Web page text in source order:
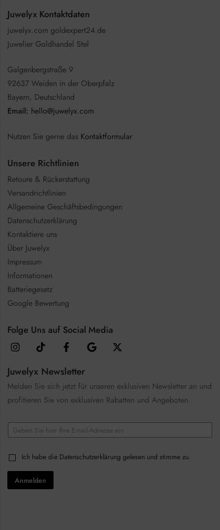
Juwelyx Kontaktdaten
juwelyx.com goldexpert24.de
Juwelier Goldhandel Stel
Galgenbergstraße 9
92637 Weiden in der Oberpfalz
Bayern, Deutschland
Email: hello@juwelyx.com
Nutzen Sie gerne das Kontaktformular
Unsere Richtlinien
Retoure & Rückerstattung
Versandrichtlinien
Allgemeine Geschäftsbedingungen
Datenschutzerklärung
Kontaktiere uns
Über Juwelyx
Impressum
Informationen
Batteriegesetz
Google Bewertung
Folge Uns auf Social Media
Juwelyx Newsletter
Melden Sie sich jetzt für unseren exklusiven Newsletter an und
profitieren Sie von exklusiven Rabatten und Angeboten.
e
k
b
o
e
E
m
lC
h
e
k
Ich habe die Datenschutzerklärung gelesen und stimme zu.
Anmelden